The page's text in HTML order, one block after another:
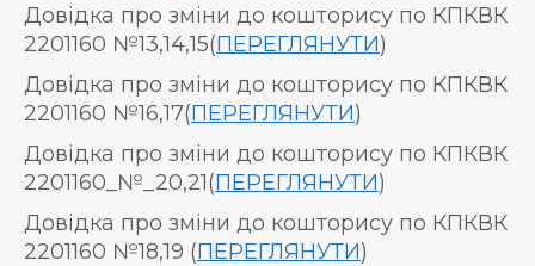
Довідка про зміни до кошторису по КПКВК
2201160 №13,14,15(ПЕРЕГЛЯНУТИ)
Довідка про зміни до кошторису по КПКВК
2201160 №16,17(ПЕРЕГЛЯНУТИ)
Довідка про зміни до кошторису по КПКВК
2201160_№_20,21(ПЕРЕГЛЯНУТИ)
Довідка про зміни до кошторису по КПКВК
2201160 №18,19 (ПЕРЕГЛЯНУТИ)